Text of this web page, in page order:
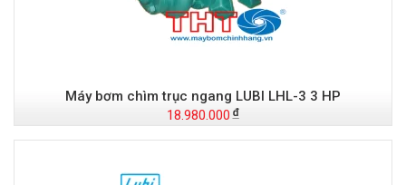
Máy bơm chìm trục ngang LUBI LHL-3 3 HP
18.980.000